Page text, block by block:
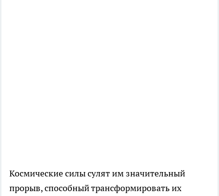
Космические силы сулят им значительный
прорыв, способный трансформировать их